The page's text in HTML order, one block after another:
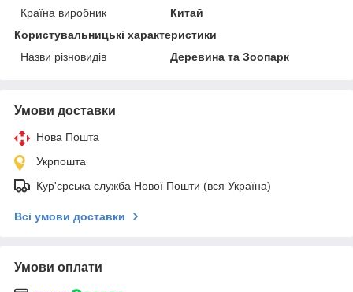
Країна виробник
Китай
Користувальницькі характеристики
Назви різновидів
Деревина та Зоопарк
Умови доставки
Нова Пошта
Укрпошта
Кур'єрська служба Нової Пошти (вся Україна)
Всі умови доставки
Умови оплати